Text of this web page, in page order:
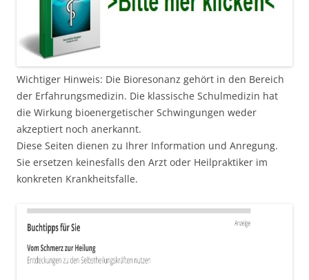
Wichtiger Hinweis: Die Bioresonanz gehört in den Bereich
der Erfahrungsmedizin. Die klassische Schulmedizin hat
die Wirkung bioenergetischer Schwingungen weder
akzeptiert noch anerkannt.
Diese Seiten dienen zu Ihrer Information und Anregung.
Sie ersetzen keinesfalls den Arzt oder Heilpraktiker im
konkreten Krankheitsfalle.